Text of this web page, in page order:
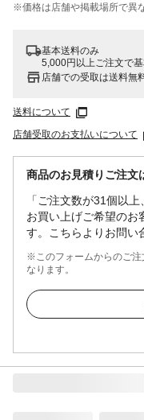
※価格は​店舗や​掲載場所で​異
基本送料のみ
5,000円以上ご注文で
店舗での受取は送料無
送料について
店舗受取のお支払いについて
商品のお見積りご注文
「ご注文数が31個以
お買い上げご希望のお
す。こちらよりお問い
※このフォームからのご注
なります。